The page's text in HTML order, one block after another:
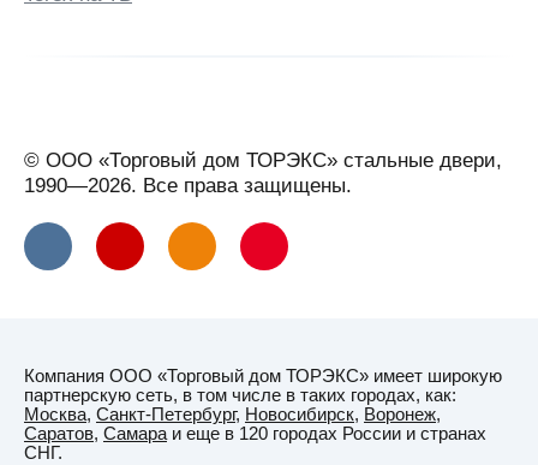
© ООО «Торговый дом ТОРЭКС» стальные двери,
1990—2026. Все права защищены.
Компания ООО «Торговый дом ТОРЭКС» имеет широкую
партнерскую сеть, в том числе в таких городах, как:
Москва, Санкт-Петербург, Новосибирск, Воронеж,
Саратов, Самараи еще в 120 городах России и странах
СНГ.